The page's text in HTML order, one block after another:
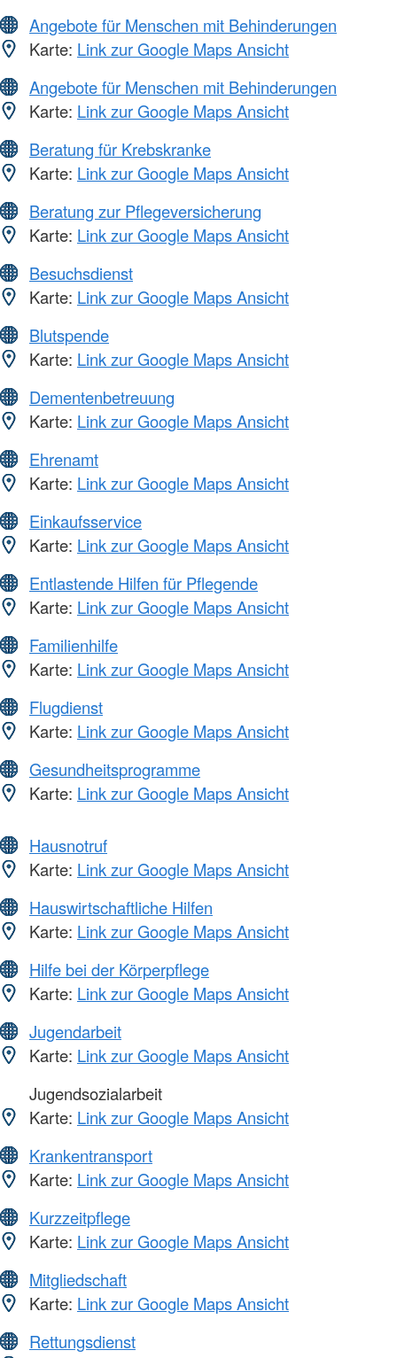
Angebote für Menschen mit Behinderungen
Karte: Link zur Google Maps Ansicht
Angebote für Menschen mit Behinderungen
Karte: Link zur Google Maps Ansicht
Beratung für Krebskranke
Karte: Link zur Google Maps Ansicht
Beratung zur Pflegeversicherung
Karte: Link zur Google Maps Ansicht
Besuchsdienst
Karte: Link zur Google Maps Ansicht
Blutspende
Karte: Link zur Google Maps Ansicht
Dementenbetreuung
Karte: Link zur Google Maps Ansicht
Ehrenamt
Karte: Link zur Google Maps Ansicht
Einkaufsservice
Karte: Link zur Google Maps Ansicht
Entlastende Hilfen für Pflegende
Karte: Link zur Google Maps Ansicht
Familienhilfe
Karte: Link zur Google Maps Ansicht
Flugdienst
Karte: Link zur Google Maps Ansicht
Gesundheitsprogramme
Karte: Link zur Google Maps Ansicht
Hausnotruf
Karte: Link zur Google Maps Ansicht
Hauswirtschaftliche Hilfen
Karte: Link zur Google Maps Ansicht
Hilfe bei der Körperpflege
Karte: Link zur Google Maps Ansicht
Jugendarbeit
Karte: Link zur Google Maps Ansicht
Jugendsozialarbeit
Karte: Link zur Google Maps Ansicht
Krankentransport
Karte: Link zur Google Maps Ansicht
Kurzzeitpflege
Karte: Link zur Google Maps Ansicht
Mitgliedschaft
Karte: Link zur Google Maps Ansicht
Rettungsdienst